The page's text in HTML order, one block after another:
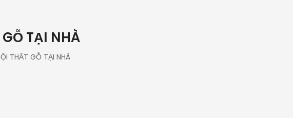
TẠI NHÀ
THẤT GỖ TẠI NHÀ